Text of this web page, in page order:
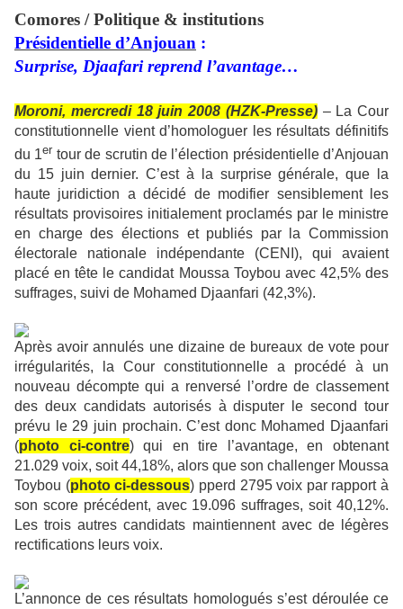
Comores / Politique & institutions
Présidentielle d’Anjouan :
Surprise, Djaafari reprend l’avantage…
Moroni, mercredi 18 juin 2008 (HZK-Presse)– La Cour
constitutionnelle vient d’homologuer les résultats définitifs
du 1er tour de scrutin de l’élection présidentielle d’Anjouan
du 15 juin dernier. C’est à la surprise générale, que la
haute juridiction a décidé de modifier sensiblement les
résultats provisoires initialement proclamés par le ministre
en charge des élections et publiés par la Commission
électorale nationale indépendante (CENI), qui avaient
placé en tête le candidat Moussa Toybou avec 42,5% des
suffrages, suivi de Mohamed Djaanfari (42,3%).
Après avoir annulés une dizaine de bureaux de vote pour
irrégularités, la Cour constitutionnelle a procédé à un
nouveau décompte qui a renversé l’ordre de classement
des deux candidats autorisés à disputer le second tour
prévu le 29 juin prochain. C’est donc Mohamed Djaanfari
(photo ci-contre) qui en tire l’avantage, en obtenant
21.029 voix, soit 44,18%, alors que son challenger Moussa
Toybou (photo ci-dessous) pperd 2795 voix par rapport à
son score précédent, avec 19.096 suffrages, soit 40,12%.
Les trois autres candidats maintiennent avec de légères
rectifications leurs voix.
L’annonce de ces résultats homologués s’est déroulée ce